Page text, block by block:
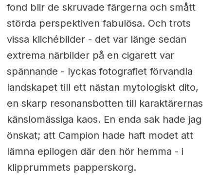
fond blir de skruvade färgerna och smått
störda perspektiven fabulösa. Och trots
vissa klichébilder - det var länge sedan
extrema närbilder på en cigarett var
spännande - lyckas fotografiet förvandla
landskapet till ett nästan mytologiskt dito,
en skarp resonansbotten till karaktärernas
känslomässiga kaos. En enda sak hade jag
önskat; att Campion hade haft modet att
lämna epilogen där den hör hemma - i
klipprummets papperskorg.